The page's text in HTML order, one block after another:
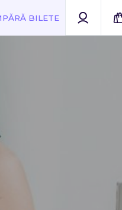
BILETE